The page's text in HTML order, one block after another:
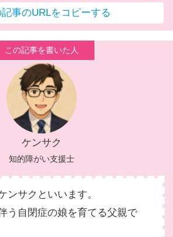
事のURLをコピーする
ケンサク
知的障がい支援士
ンサクといいます。
う自閉症の娘を育てる父親で